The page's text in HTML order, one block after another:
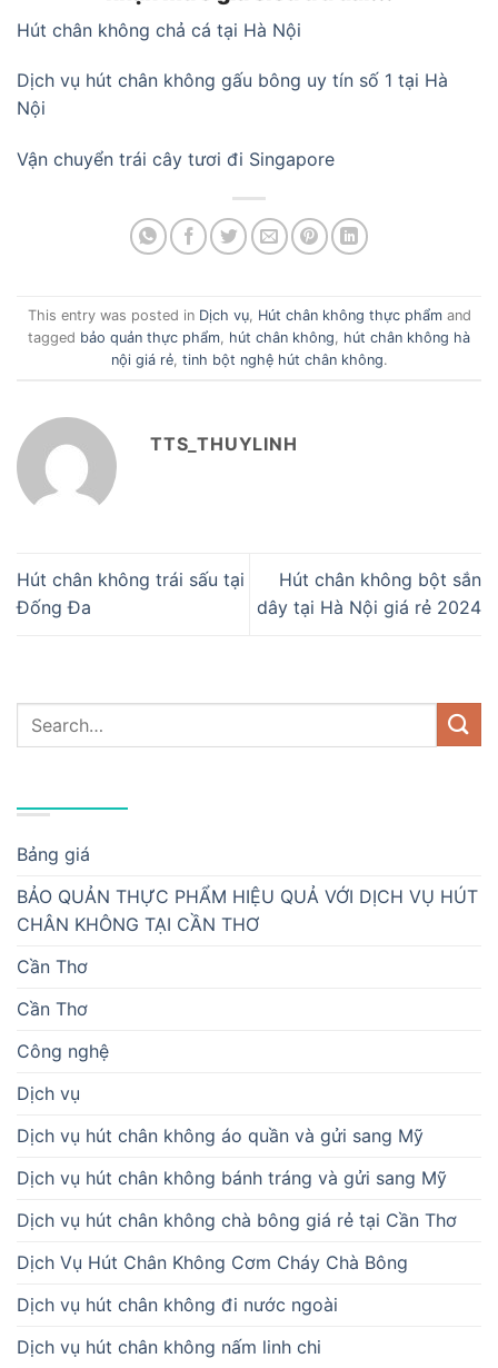
Hút chân không chả cá tại Hà Nội
Dịch vụ hút chân không gấu bông uy tín số 1 tại Hà
Nội
Vận chuyển trái cây tươi đi Singapore
This entry was posted in Dịch vụ, Hút chân không thực phẩmand
tagged bảo quản thực phẩm hút chân không
hút chân không hà
nội giá rẻ, tinh bột nghệ hút chân không.
TTS_THUYLINH
Hút chân không trái sấu tại
Đống Đa
Hút chân không bột sắn
dây tại Hà Nội giá rẻ 2024
Bảng giá
BẢO QUẢN THỰC PHẨM HIỆU QUẢ VỚI DỊCH VỤ HÚT
CHÂN KHÔNG TẠI CẦN THƠ
Cần Thơ
Cần Thơ
Công nghệ
Dịch vụ
Dịch vụ hút chân không áo quần và gửi sang Mỹ
Dịch vụ hút chân không bánh tráng và gửi sang Mỹ
Dịch vụ hút chân không chà bông giá rẻ tại Cần Thơ
Dịch Vụ Hút Chân Không Cơm Cháy Chà Bông
Dịch vụ hút chân không đi nước ngoài
Dịch vụ hút chân không nấm linh chi